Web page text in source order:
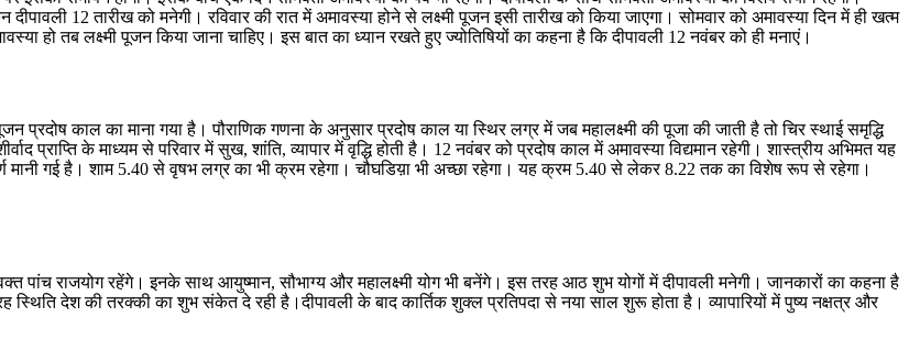
12 तारीख को मनेगी। रविवार की रात में अमावस्या होने से लक्ष्मी पूजन इसी तारीख को किया जाएगा। सोमवार को अमावस्या दिन में ही खत्म
हो तब लक्ष्मी पूजन किया जाना चाहिए। इस बात का ध्यान रखते हुए ज्योतिषियों का कहना है कि दीपावली 12 नवंबर को ही मनाएं।
प्रदोष काल का माना गया है। पौराणिक गणना के अनुसार प्रदोष काल या स्थिर लग्र में जब महालक्ष्मी की पूजा की जाती है तो चिर स्थाई समृद्धि
प्राप्ति के माध्यम से परिवार में सुख, शांति, व्यापार में वृद्धि होती है। 12 नवंबर को प्रदोष काल में अमावस्या विद्यमान रहेगी। शास्त्रीय अभिमत यह
मानी गई है। शाम 5.40 से वृषभ लग्र का भी क्रम रहेगा। चौघडिय़ा भी अच्छा रहेगा। यह क्रम 5.40 से लेकर 8.22 तक का विशेष रूप से रहेगा।
पांच राजयोग रहेंगे। इनके साथ आयुष्मान, सौभाग्य और महालक्ष्मी योग भी बनेंगे। इस तरह आठ शुभ योगों में दीपावली मनेगी। जानकारों का कहना है
स्थिति देश की तरक्की का शुभ संकेत दे रही है।दीपावली के बाद कार्तिक शुक्ल प्रतिपदा से नया साल शुरू होता है। व्यापारियों में पुष्य नक्षत्र और